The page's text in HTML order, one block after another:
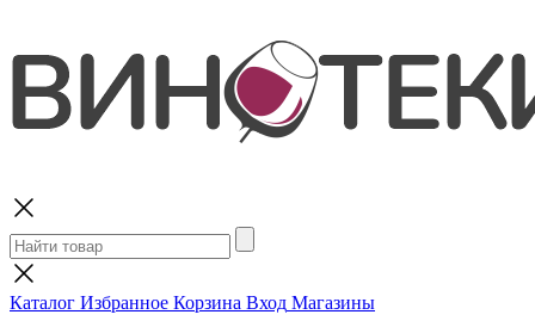
Каталог Избранное Корзина Вход Магазины